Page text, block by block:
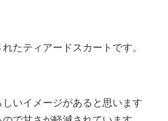
たティアードスカートです。
いイメージがあると思います